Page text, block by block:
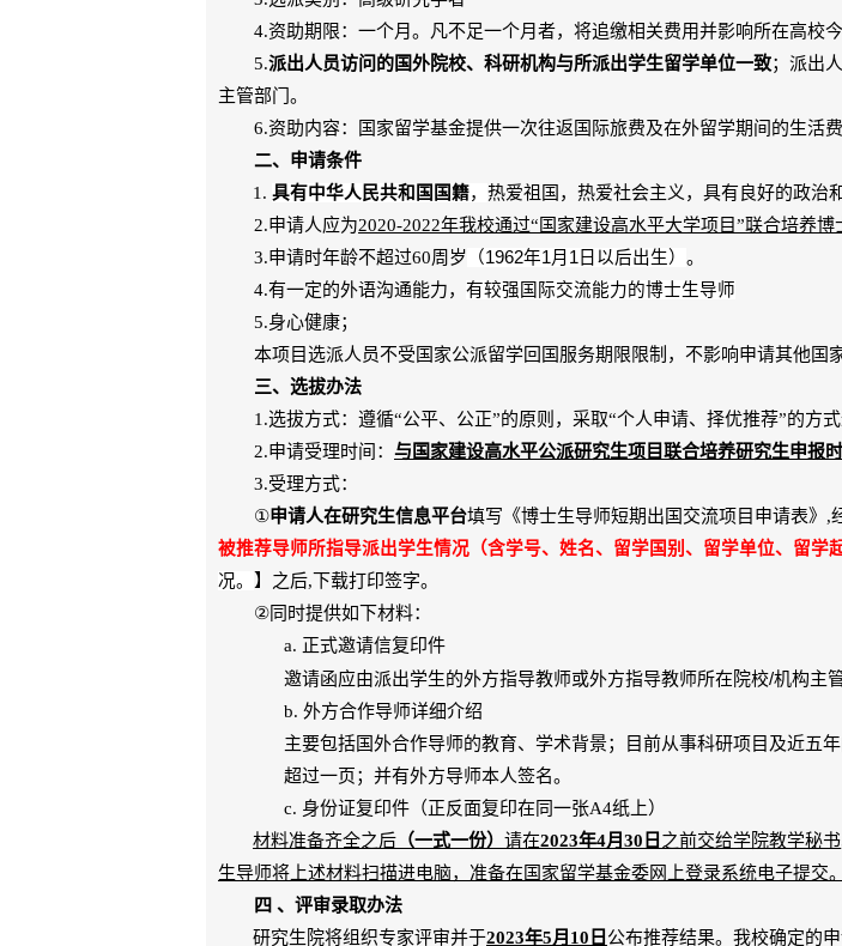
4.资助期限：一个月。凡不足一个月者，将追缴相关费用并影响所在高校
5.派出人员访问的国外院校、科研机构与所派出学生留学单位一致；派出
主管部门。
6.资助内容：国家留学基金提供一次往返国际旅费及在外留学期间的生活费
二、申请条件
1. 具有中华人民共和国国籍， 热爱祖国，热爱社会主义，具有良好的政治
2.申请人应为2020-2022年我校通过“国家建设高水平大学项目”联合培养
3.申请时年龄不超过60周岁 （1962年1月 1 日以后出生） 。
4.有一定的外语沟通能力， 有较强国际交流能力的博士生导师
5.身心健康；
本项目选派人员不受国家公派留学回国服务期限限制，不影响申请其他国家
三、选拔办法
1.选拔方式：遵循“公平、公正”的原则，采取“个人申请、择优推荐”的方式
2.申请受理时间： 与国家建设高水平公派研究生项目联合培养研究生申报
3.受理方式：
①申请人在研究生信息平台填写《博士生导师短期出国交流项目申请表》 ,
被推荐导师所指导派出学生情况（含学号、姓名、留学国别、留学单位、留学
况。
】之后,下载打印签字。
②同时提供如下材料：
a. 正式邀请信复印件
邀请函应由派出学生的外方指导教师或外方指导教师所在院校/机构主
b. 外方合作导师详细介绍
主要包括国外合作导师的教育、学术背景；目前从事科研项目及近五
超过一页；并有外方导师本人签名。
c. 身份证复印件（正反面复印在同一张A4纸上）
材料准备齐全之后 （一式一份） 请在2023年4月30 日 之前交给学院教学秘书
生导师将上述材料扫描进电脑，准备在国家留学基金委网上登录系统电子提交。
四 、评审录取办法
研究生院将组织专家评审并于2023年5月 10 日 公布推荐结果。我校确定的